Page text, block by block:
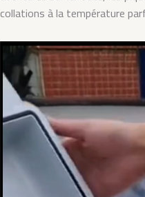
collations à la température